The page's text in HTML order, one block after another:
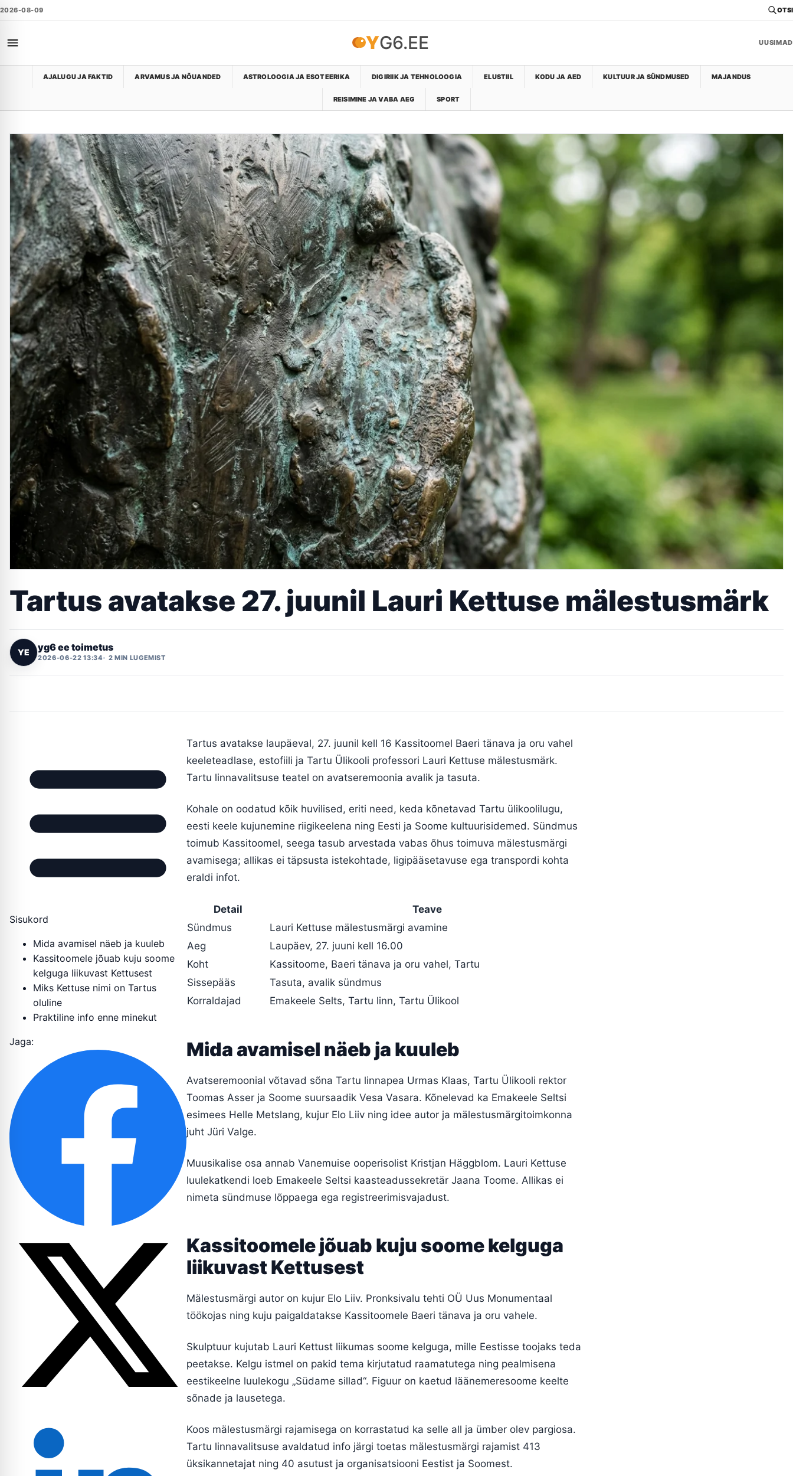
2026-08-09 OTSI
YG6.EE UUSIMAD
AJALUGU JA FAKTID ARVAMUS JA NÕUANDED ASTROLOOGIA JA ESOTEERIKA DIGIRIIK JA TEHNOLOOGIA ELUSTIIL KODU JA AED KULTUUR JA SÜNDMUSED MAJANDUS
REISIMINE JA VABA AEG SPORT
Tartus avatakse 27. juunil Lauri Kettuse mälestusmärk
YE yg6 ee toimetus
2026-06-22 13:34 2 MIN LUGEMIST
Sisukord
Mida avamisel näeb ja kuuleb
Kassitoomele jõuab kuju soome
kelguga liikuvast Kettusest
Miks Kettuse nimi on Tartus
oluline
Praktiline info enne minekut
Jaga:
Tartus avatakse laupäeval, 27. juunil kell 16 Kassitoomel Baeri tänava ja oru vahel
keeleteadlase, estofiili ja Tartu Ülikooli professori Lauri Kettuse mälestusmärk.
Tartu linnavalitsuse teatel on avatseremoonia avalik ja tasuta.
Kohale on oodatud kõik huvilised, eriti need, keda kõnetavad Tartu ülikoolilugu,
eesti keele kujunemine riigikeelena ning Eesti ja Soome kultuurisidemed. Sündmus
toimub Kassitoomel, seega tasub arvestada vabas õhus toimuva mälestusmärgi
avamisega; allikas ei täpsusta istekohtade, ligipääsetavuse ega transpordi kohta
eraldi infot.
Detail
Teave
Sündmus
Lauri Kettuse mälestusmärgi avamine
Aeg
Laupäev, 27. juuni kell 16.00
Koht
Kassitoome, Baeri tänava ja oru vahel, Tartu
Sissepääs
Tasuta, avalik sündmus
Korraldajad
Emakeele Selts, Tartu linn, Tartu Ülikool
Mida avamisel näeb ja kuuleb
Avatseremoonial võtavad sõna Tartu linnapea Urmas Klaas, Tartu Ülikooli rektor
Toomas Asser ja Soome suursaadik Vesa Vasara. Kõnelevad ka Emakeele Seltsi
esimees Helle Metslang, kujur Elo Liiv ning idee autor ja mälestusmärgitoimkonna
juht Jüri Valge.
Muusikalise osa annab Vanemuise ooperisolist Kristjan Häggblom. Lauri Kettuse
luulekatkendi loeb Emakeele Seltsi kaasteadussekretär Jaana Toome. Allikas ei
nimeta sündmuse lõppaega ega registreerimisvajadust.
Kassitoomele jõuab kuju soome kelguga
liikuvast Kettusest
Mälestusmärgi autor on kujur Elo Liiv. Pronksivalu tehti OÜ Uus Monumentaal
töökojas ning kuju paigaldatakse Kassitoomele Baeri tänava ja oru vahele.
Skulptuur kujutab Lauri Kettust liikumas soome kelguga, mille Eestisse toojaks teda
peetakse. Kelgu istmel on pakid tema kirjutatud raamatutega ning pealmisena
eestikeelne luulekogu „Südame sillad“. Figuur on kaetud läänemeresoome keelte
sõnade ja lausetega.
Koos mälestusmärgi rajamisega on korrastatud ka selle all ja ümber olev pargiosa.
Tartu linnavalitsuse avaldatud info järgi toetas mälestusmärgi rajamist 413
üksikannetajat ning 40 asutust ja organisatsiooni Eestist ja Soomest.